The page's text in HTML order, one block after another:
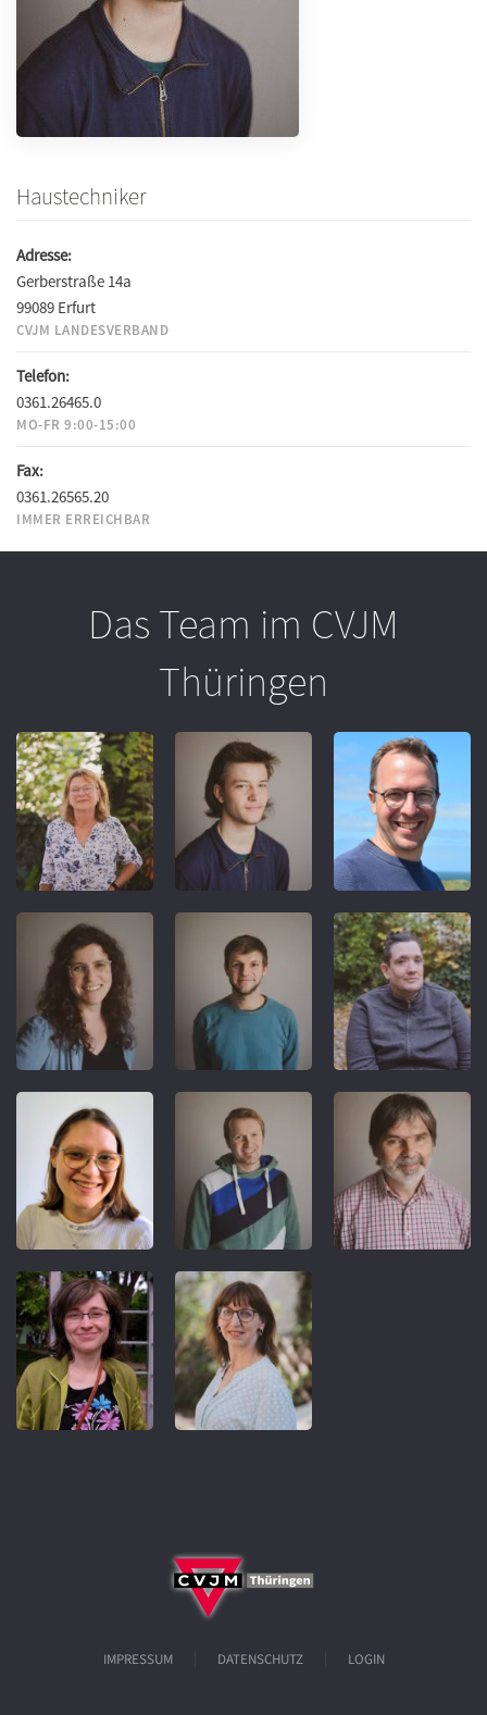
Haustechniker
Adresse:
Gerberstraße 14a
99089 Erfurt
CVJM LANDESVERBAND
Telefon:
0361.26465.0
MO-FR 9:00-15:00
Fax:
0361.26565.20
IMMER ERREICHBAR
Das Team im CVJM
Thüringen
REFERENT
IMPRESSUM DATENSCHUTZ LOGIN